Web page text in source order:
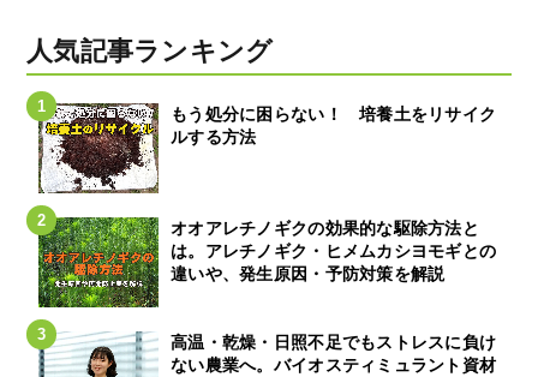
人気記事ランキング
もう処分に困らない！ 培養土をリサイク
ルする方法
オオアレチノギクの効果的な駆除方法と
は。アレチノギク・ヒメムカシヨモギとの
違いや、発生原因・予防対策を解説
高温・乾燥・日照不足でもストレスに負け
ない農業へ。バイオスティミュラント資材